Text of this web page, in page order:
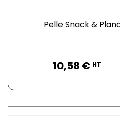
Pelle Snack &
10,58 € HT